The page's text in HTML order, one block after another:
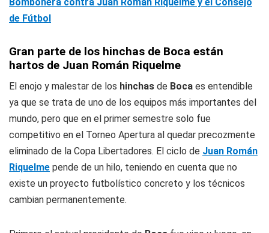
de Fútbol
Gran parte de los hinchas de Boca están
hartos de Juan Román Riquelme
El enojo y malestar de los hinchas de Boca es entendible
ya que se trata de uno de los equipos más importantes del
mundo, pero que en el primer semestre solo fue
competitivo en el Torneo Apertura al quedar precozmente
eliminado de la Copa Libertadores. El ciclo de Juan Román
Riquelme pende de un hilo, teniendo en cuenta que no
existe un proyecto futbolístico concreto y los técnicos
cambian permanentemente.